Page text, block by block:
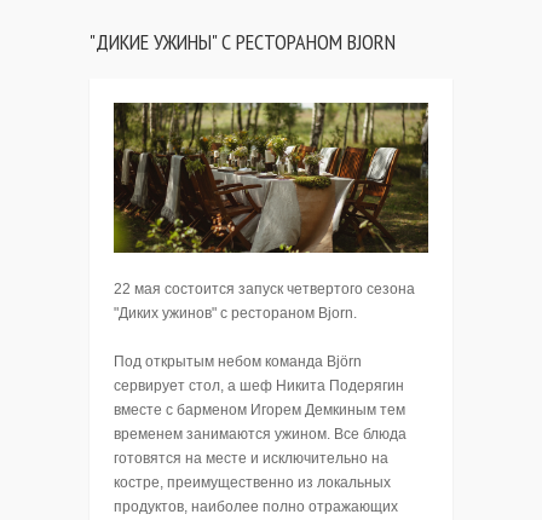
"ДИКИЕ УЖИНЫ" С РЕСТОРАНОМ BJORN
22 мая состоится запуск четвертого сезона
"Диких ужинов" с рестораном Bjorn.
Под открытым небом команда Björn
сервирует стол, а шеф Никита Подерягин
вместе с барменом Игорем Демкиным тем
временем занимаются ужином. Все блюда
готовятся на месте и исключительно на
костре, преимущественно из локальных
продуктов, наиболее полно отражающих